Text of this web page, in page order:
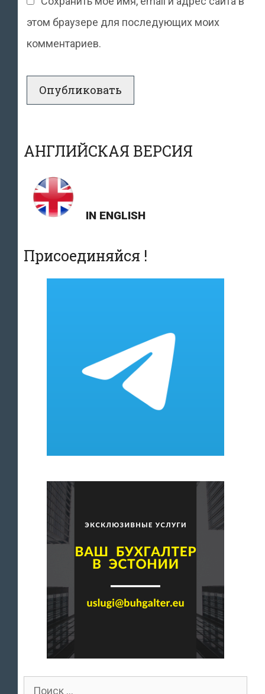
этом браузере для последующих моих
комментариев.
АНГЛИЙСКАЯ ВЕРСИЯ
IN ENGLISH
Присоединяйся !
Поиск